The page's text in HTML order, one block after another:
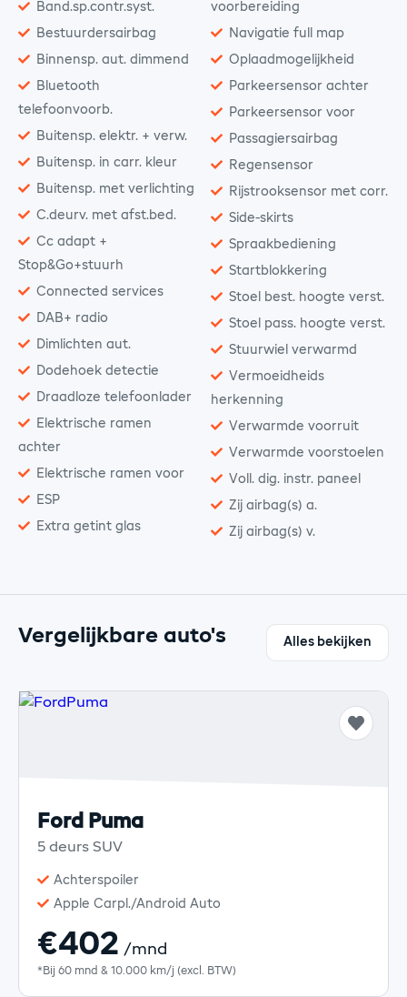
Band.sp.contr.syst.
Bestuurdersairbag
Binnensp. aut. dimmend
Bluetooth
telefoonvoorb.
Buitensp. elektr. + verw.
Buitensp. in carr. kleur
Buitensp. met verlichting
C.deurv. met afst.bed.
Cc adapt +
Stop&Go+stuurh
Connected services
DAB+ radio
Dimlichten aut.
Dodehoek detectie
Draadloze telefoonlader
Elektrische ramen
achter
Elektrische ramen voor
ESP
Extra getint glas
voorbereiding
Navigatie full map
Oplaadmogelijkheid
Parkeersensor achter
Parkeersensor voor
Passagiersairbag
Regensensor
Rijstrooksensor met corr.
Side-skirts
Spraakbediening
Startblokkering
Stoel best. hoogte verst.
Stoel pass. hoogte verst.
Stuurwiel verwarmd
Vermoeidheids
herkenning
Verwarmde voorruit
Verwarmde voorstoelen
Voll. dig. instr. paneel
Zij airbag(s) a.
Zij airbag(s) v.
Vergelijkbare auto's Alles bekijken
Ford Puma
5 deurs SUV
Achterspoiler
Apple Carpl./Android Auto
€402 /mnd
*Bij 60 mnd & 10.000 km/j (excl. BTW)